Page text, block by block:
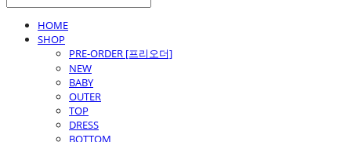
HOME
SHOP
PRE-ORDER [프리오더]
NEW
BABY
OUTER
TOP
DRESS
BOTTOM